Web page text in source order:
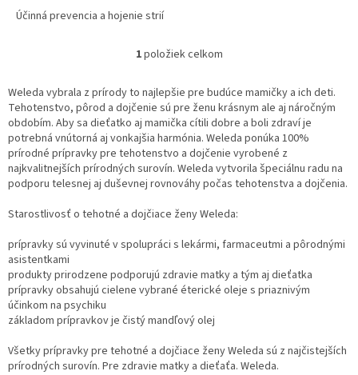
Účinná prevencia a hojenie strií
O
l
á
d
a
c
i
e
r
k
v
ý
i
u
1položiek celkom
Weleda vybrala z prírody to najlepšie pre budúce mamičky a ich deti.
Tehotenstvo, pôrod a dojčenie sú pre ženu krásnym ale aj náročným
obdobím. Aby sa dieťatko aj mamička cítili dobre a boli zdraví je
potrebná vnútorná aj vonkajšia harmónia. Weleda ponúka 100%
prírodné prípravky pre tehotenstvo a dojčenie vyrobené z
najkvalitnejších prírodných surovín. Weleda vytvorila špeciálnu radu na
podporu telesnej aj duševnej rovnováhy počas tehotenstva a dojčenia.
Starostlivosť o tehotné a dojčiace ženy Weleda:
prípravky sú vyvinuté v spolupráci s lekármi, farmaceutmi a pôrodnými
asistentkami
produkty prirodzene podporujú zdravie matky a tým aj dieťatka
prípravky obsahujú cielene vybrané éterické oleje s priaznivým
účinkom na psychiku
základom prípravkov je čistý mandľový olej
Všetky prípravky pre tehotné a dojčiace ženy Weleda sú z najčistejších
prírodných surovín. Pre zdravie matky a dieťaťa. Weleda.